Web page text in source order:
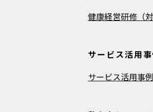
健康経営研修（
サービス活用事
サービス活用事